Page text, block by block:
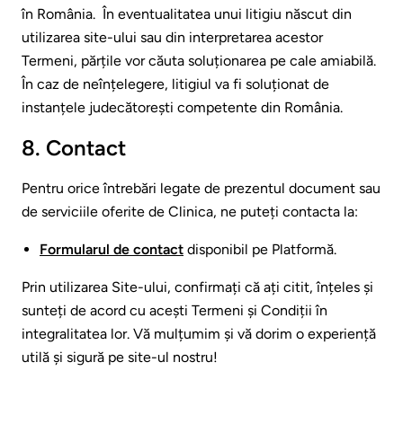
în România. În eventualitatea unui litigiu născut din
utilizarea site-ului sau din interpretarea acestor
Termeni, părțile vor căuta soluționarea pe cale amiabilă.
În caz de neînțelegere, litigiul va fi soluționat de
instanțele judecătorești competente din România.
8. Contact
Pentru orice întrebări legate de prezentul document sau
de serviciile oferite de Clinica, ne puteți contacta la:
Formularul de contact disponibil pe Platformă.
Prin utilizarea Site-ului, confirmați că ați citit, înțeles și
sunteți de acord cu acești Termeni și Condiții în
integralitatea lor. Vă mulțumim și vă dorim o experiență
utilă și sigură pe site-ul nostru!